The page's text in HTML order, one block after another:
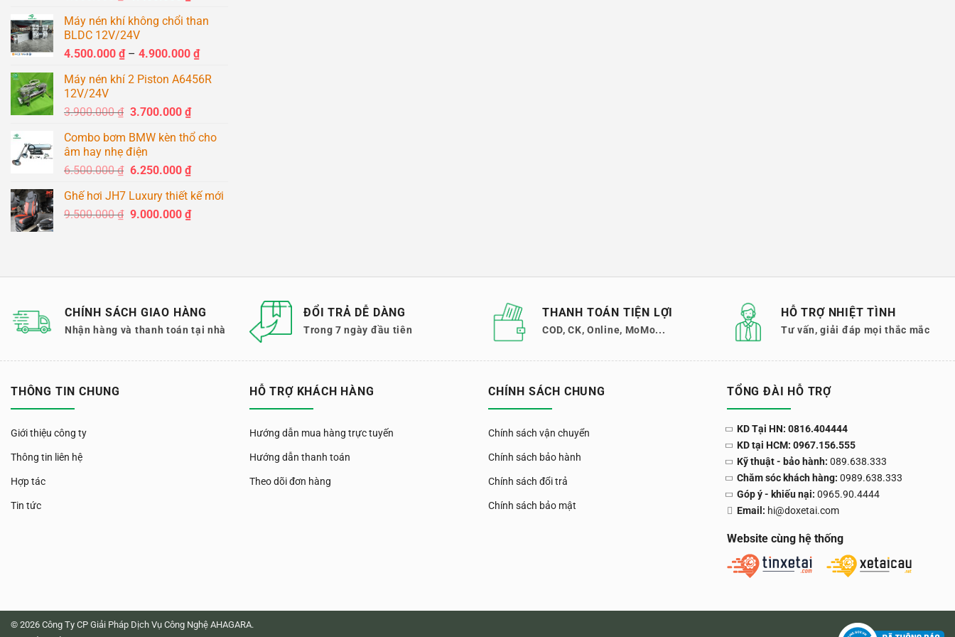
là:
1.500.000 ₫.
tại
1.400.000 ₫.
Máy nén khí không chổi than
BLDC 12V/24V
4.500.000 ₫ – 4.900.000 ₫Khoảng
từ
Máy nén khí 2 Piston A6456R
12V/24V
3.900.000₫ Giá
là:
3.900.000 ₫.
3.700.000 ₫Giá
tại
3.700.000 ₫.
Combo bơm BMW kèn thổ cho
âm hay nhẹ điện
6.500.000₫ Giá
là:
6.500.000 ₫.
6.250.000 ₫Giá
tại
là:
Ghế hơi JH7 Luxury thiết kế mới
9.500.000₫ Giá
9.000.000 ₫Giá
9.000.000 ₫.
CHÍNH SÁCH GIAO HÀNG
Nhận hàng và thanh toán tại nhà
ĐỔI TRẢ DỄ DÀNG
Trong 7 ngày đầu tiên
THANH TOÁN TIỆN LỢI
COD, CK, Online, MoMo...
HỖ TRỢ NHIỆT TÌNH
Tư vấn, giải đáp mọi thắc mắc
THÔNG TIN CHUNG
Giới thiệu công ty
Thông tin liên hệ
Hợp tác
Tin tức
HỖ TRỢ KHÁCH HÀNG
Hướng dẫn mua hàng trực tuyến
Hướng dẫn thanh toán
Theo dõi đơn hàng
CHÍNH SÁCH CHUNG
Chính sách vận chuyển
Chính sách bảo hành
Chính sách đổi trả
Chính sách bảo mật
TỔNG ĐÀI HỖ TRỢ
KD Tại HN: 0816.404444
KD tại HCM: 0967.156.555
Kỹ thuật - bảo hành: 089.638.333
Chăm sóc khách hàng: 0989.638.333
Góp ý - khiếu nại: 0965.90.4444
Email: hi@doxetai.com
Website cùng hệ thống
© 2026 Công Ty CP Giải Pháp Dịch Vụ Công Nghệ AHAGARA.